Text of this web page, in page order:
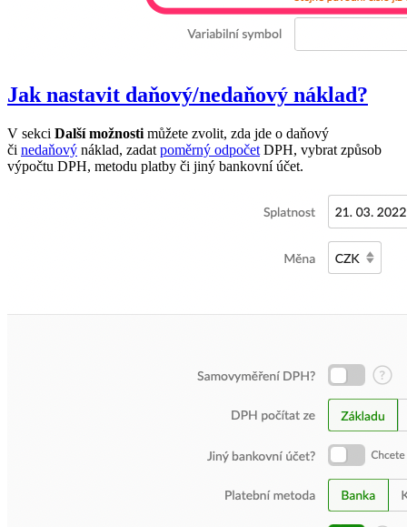
Jak nastavit daňový/nedaňový náklad?
V sekci Další možnosti můžete zvolit, zda jde o daňový
či nedaňový náklad, zadat poměrný odpočet DPH, vybrat způsob
výpočtu DPH, metodu platby či jiný bankovní účet.